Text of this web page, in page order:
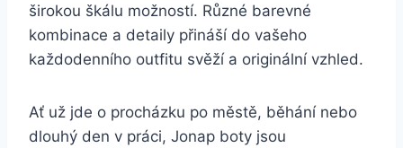
širokou škálu‌ možností. Různé​ barevné⁣
kombinace​ a detaily přináší do vašeho
každodenního outfitu ‌svěží ⁤a originální vzhled.
Ať ⁢už ⁣jde o procházku po ​městě,‍ běhání‍ nebo
dlouhý den v práci, Jonap boty‍ jsou